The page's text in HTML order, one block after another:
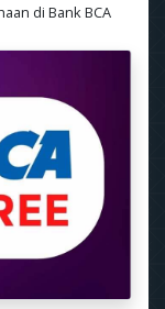
di Bank BCA